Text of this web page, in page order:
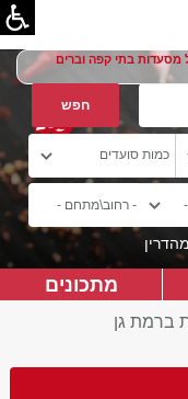
בתי קפה וברים
מהדרין
מתכונים
ברמת גן